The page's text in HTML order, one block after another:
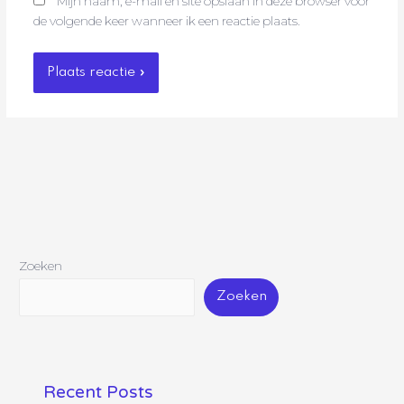
de volgende keer wanneer ik een reactie plaats.
Zoeken
Zoeken
Recent Posts